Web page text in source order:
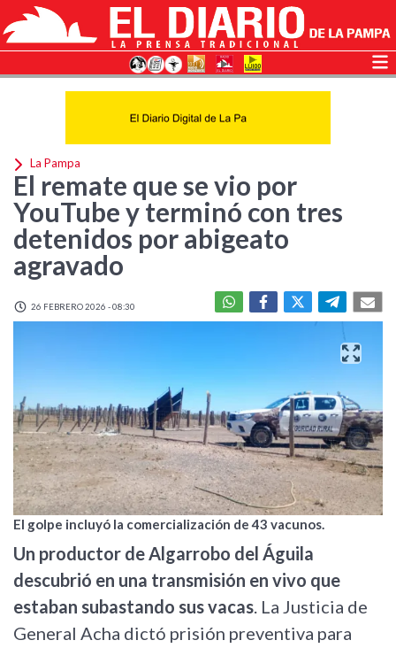
La Pampa
El remate que se vio por
YouTube y terminó con tres
detenidos por abigeato
agravado
26 FEBRERO 2026 - 08:30
El golpe incluyó la comercialización de 43 vacunos.
Un productor de Algarrobo del Águila
descubrió en una transmisión en vivo que
estaban subastando sus vacas. La Justicia de
General Acha dictó prisión preventiva para